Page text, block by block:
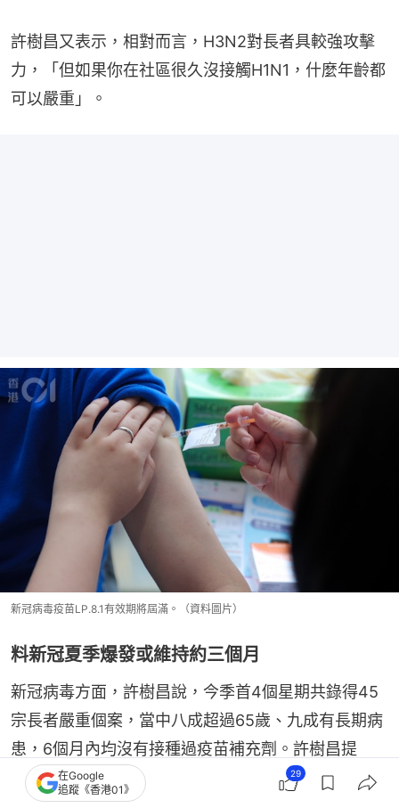
許樹昌又表示，相對而言，H3N2對長者具較強攻擊
力，「但如果你在社區很久沒接觸H1N1，什麼年齡都
可以嚴重」。
新冠病毒疫苗LP.8.1有效期將屆滿。（資料圖片）
料新冠夏季爆發或維持約三個月
新冠病毒方面，許樹昌說，今季首4個星期共錄得45
宗長者嚴重個案，當中八成超過65歲、九成有長期病
患，6個月內均沒有接種過疫苗補充劑。許樹昌提
到，目前主流病毒株為Omicron的分支NB.1.8.1，預計
在Google
追蹤《香港01》
29